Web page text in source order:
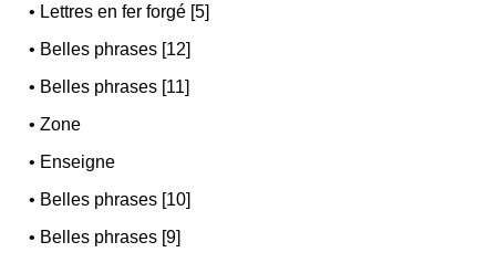
• Lettres en fer forgé [5]
• Belles phrases [12]
• Belles phrases [11]
•Zone
• Enseigne
• Belles phrases [10]
• Belles phrases [9]